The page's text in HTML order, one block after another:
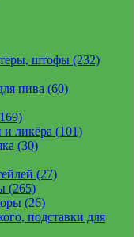
штофы (232)
пива (60)
ликёра (101)
(30)
(27)
(265)
(26)
подставки для